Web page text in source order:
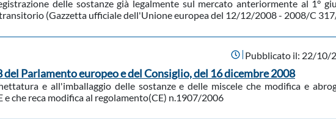
delle sostanze già legalmente sul mercato anteriormente al 1°
(Gazzetta ufficiale dell'Unione europea del 12/12/2008 - 2008/C
Pubblicato il: 22/10/
Parlamento europeo e del Consiglio, del 16 dicembre 2008
e all'imballaggio delle sostanze e delle miscele che modifica e
che reca modifica al regolamento(CE) n.1907/2006